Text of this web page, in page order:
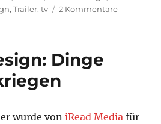
,Trailer,tv 2 Kommentarezu
Dinge
wurde voniRead Media für